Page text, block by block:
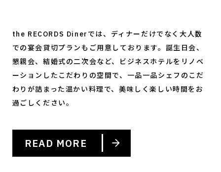
the RECORDS Dinerでは、ディナーだけでなく大人数
での宴会貸切プランもご用意しております。誕生日会、
懇親会、結婚式の二次会など、ビジネスホテルをリノベ
ーションしたこだわりの空間で、一品一品シェフのこだ
わりが詰まった温かい料理で、美味しく楽しい時間をお
過ごしください。
READ MORE